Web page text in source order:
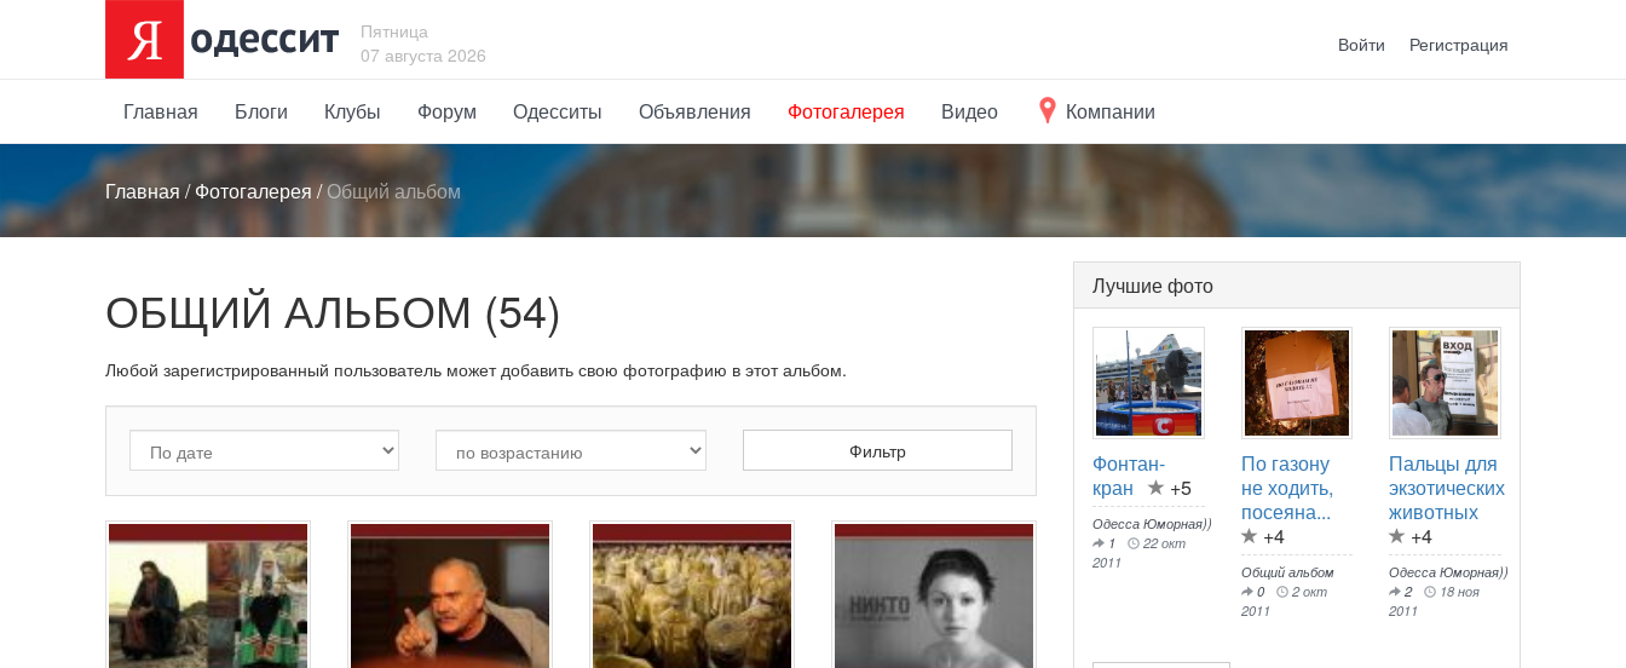
Пятница
07 августа 2026
Войти Регистрация
Главная Блоги Клубы Форум Одесситы Объявления Фотогалерея Видео Компании
Главная /Фотогалерея/Общий альбом
ОБЩИЙ АЛЬБОМ (54)
Любой зарегистрированный пользователь может добавить свою фотографию в этот альбом.
Лучшие фото
Фонтан-
кран
+5
Одесса Юморная))
1
22 окт
2011
По газону
не ходить,
посеяна...
+4
Общий альбом
0
2 окт
2011
Пальцы для
экзотических
животных
+4
Одесса Юморная))
2
18 ноя
2011